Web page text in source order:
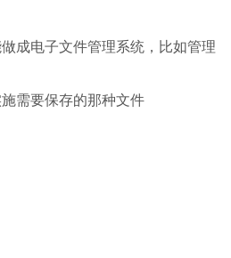
成电子文件管理系统，比如管理
需要保存的那种文件